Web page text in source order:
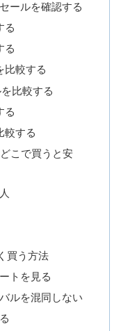
ールを確認する
る
る
比較する
比較する
る
較する
こで買うと安
買う方法
トを見る
ルを混同しない